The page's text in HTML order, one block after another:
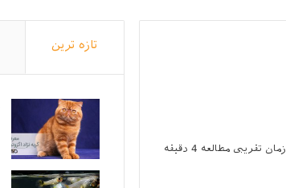
زمان تقریبی مطالعه 4 دقیقه
تازه ترین